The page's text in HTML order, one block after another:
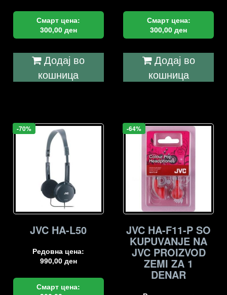
Смарт цена:
300,00 ден
Додај во
кошница
Смарт цена:
300,00ден
Додај во
кошница
-70%
JVC HA-L50
Редовна цена:
990,00 ден
Смарт цена:
-64%
JVC HA-F11-P SO
KUPUVANJE NA
JVC PROIZVOD
ZEMI ZA 1
DENAR